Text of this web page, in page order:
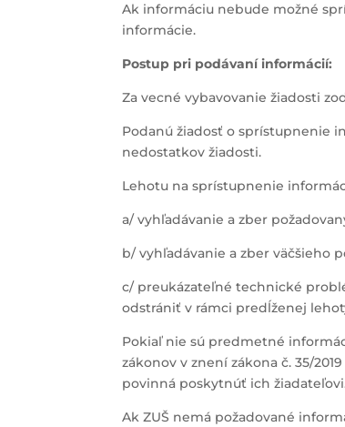
Ak informáciu nebude možné
informácie.
Postup pri podávaní informácií:
Za vecné vybavovanie žiadosti
Podanú žiadosť o sprístupnenie
nedostatkov žiadosti.
Lehotu na sprístupnenie
a/ vyhľadávanie a zber
b/ vyhľadávanie a zber väčšieho
c/ preukázateľné technické
odstrániť v rámci predĺženej
Pokiaľ nie sú predmetné
zákonov v znení zákona č. 35/
povinná poskytnúť ich
Ak ZUŠ nemá požadované